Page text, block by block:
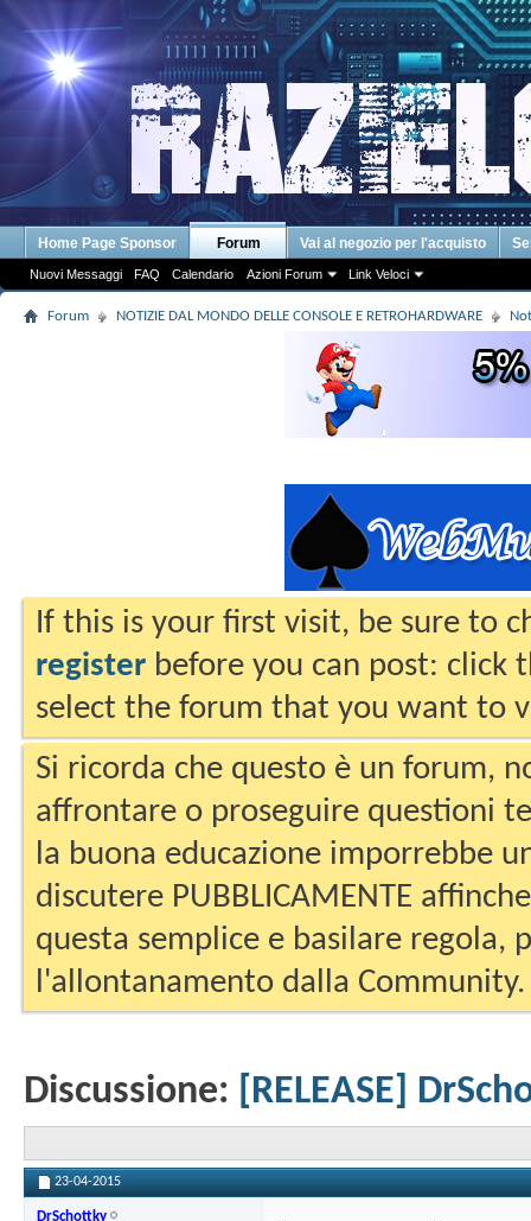
Home Page Sponsor Forum
Nuovi Messaggi FAQ Calendario Azioni Forum Link Veloci
Vai al negozio per l'acquisto
Forum NOTIZIE DAL MONDO DELLE CONSOLE E RETROHARDWARE
If this is your first visit, be sure to
register before you can post: click
select the forum that you want to
Si ricorda che questo è un forum,
affrontare o proseguire questioni
la buona educazione imporrebbe
discutere PUBBLICAMENTE
questa semplice e basilare regola,
l'allontanamento dalla Community.
Discussione: [RELEASE]
23-04-2015
DrSchottky